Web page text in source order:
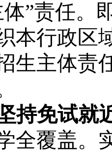
体”责任。
本行政区
生主体责
持免试就
全覆盖。